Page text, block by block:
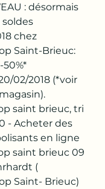
: désormais
chez
Saint-Brieuc:
50%*
02/2018 (*voir
saint brieuc, tri
- Acheter des
en ligne
saint brieuc 09
(
Saint- Brieuc)